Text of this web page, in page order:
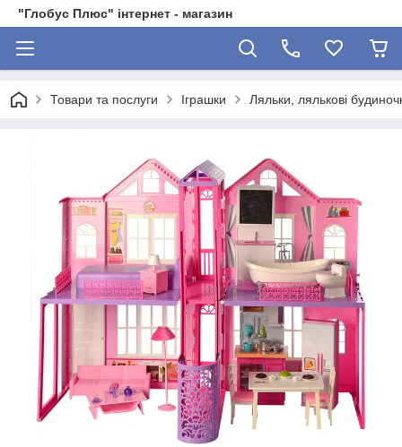
"Глобус Плюс" інтернет - магазин
Товари та послуги Іграшки Ляльки, лялькові